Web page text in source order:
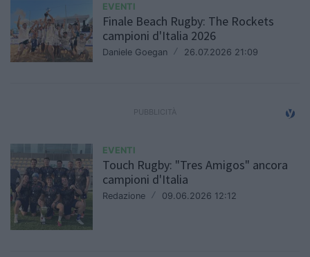
EVENTI
Finale Beach Rugby: The Rockets
campioni d'Italia 2026
Daniele Goegan / 26.07.2026 21:09
EVENTI
Touch Rugby: "Tres Amigos" ancora
campioni d'Italia
Redazione / 09.06.2026 12:12